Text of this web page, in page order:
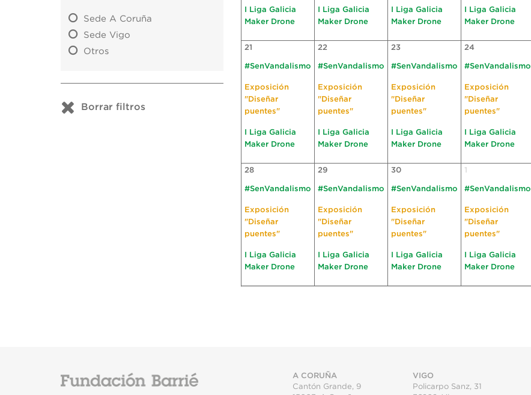
Sede A Coruña
Sede Vigo
Otros
Borrar filtros
I Liga Galicia
Maker Drone
I Liga Galicia
Maker Drone
I Liga Galicia
Maker Drone
I Liga Galicia
Maker Drone
21
#SenVandalismo
Exposición
"Diseñar
puentes"
I Liga Galicia
Maker Drone
22
#SenVandalismo
Exposición
"Diseñar
puentes"
I Liga Galicia
Maker Drone
23
#SenVandalismo
Exposición
"Diseñar
puentes"
I Liga Galicia
Maker Drone
24
#SenVandalismo
Exposición
"Diseñar
puentes"
I Liga Galicia
Maker Drone
28
#SenVandalismo
Exposición
"Diseñar
puentes"
I Liga Galicia
Maker Drone
29
#SenVandalismo
Exposición
"Diseñar
puentes"
I Liga Galicia
Maker Drone
30
#SenVandalismo
Exposición
"Diseñar
puentes"
I Liga Galicia
Maker Drone
1
#SenVandalismo
Exposición
"Diseñar
puentes"
I Liga Galicia
Maker Drone
A CORUÑA
Cantón Grande, 9
VIGO
Policarpo Sanz, 31